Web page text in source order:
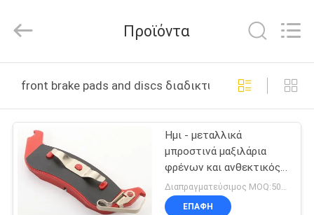
ΣΠΊΤΙ
ΠΡΟΪΌΝΤΑ
ΠΕΡΊΠΟΥ
ΕΜΕΊΣ
Reserved.
Προϊόντα
front brake pads and discs διαδικτυακή κατασκευή
Ημι - μεταλλικά
μπροστινά μαξιλάρια
φρένων και ανθεκτικός
μαύρος γκρίζος δίσκων Διαπραγματεύσιμος MOQ:50 σύνολα
ΕΠΑΦΉ